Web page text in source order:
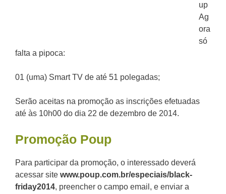
up
Ag
ora
só
falta a pipoca:
01 (uma) Smart TV de até 51 polegadas;
Serão aceitas na promoção as inscrições efetuadas
até às 10h00 do dia 22 de dezembro de 2014.
Promoção Poup
Para participar da promoção, o interessado deverá
acessar site www.poup.com.br/especiais/black­
friday­2014, preencher o campo e­mail, e enviar a